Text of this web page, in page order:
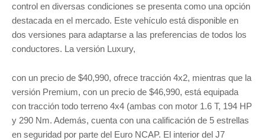
control en diversas condiciones se presenta como una opción
destacada en el mercado. Este vehículo está disponible en
dos versiones para adaptarse a las preferencias de todos los
conductores. La versión Luxury,
con un precio de $40,990, ofrece tracción 4x2, mientras que la
versión Premium, con un precio de $46,990, está equipada
con tracción todo terreno 4x4 (ambas con motor 1.6 T, 194 HP
y 290 Nm. Además, cuenta con una calificación de 5 estrellas
en seguridad por parte del Euro NCAP. El interior del J7